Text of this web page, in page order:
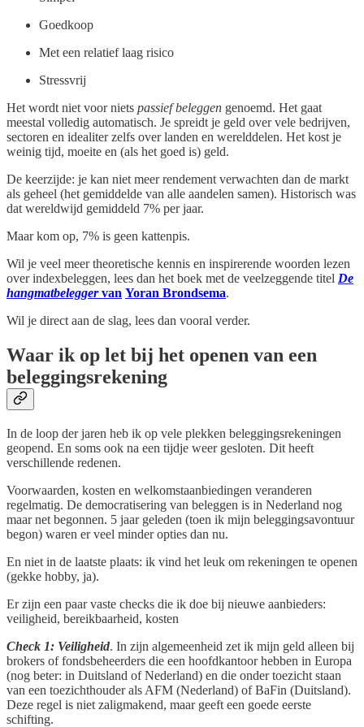
Goedkoop
Met een relatief laag risico
Stressvrij
Het wordt niet voor niets passief beleggen genoemd. Het gaat
meestal volledig automatisch. Je spreidt je geld over vele bedrijven,
sectoren en idealiter zelfs over landen en werelddelen. Het kost je
weinig tijd, moeite en (als het goed is) geld.
De keerzijde: je kan niet meer rendement verwachten dan de markt
als geheel (het gemiddelde van alle aandelen samen). Historisch was
dat wereldwijd gemiddeld 7% per jaar.
Maar kom op, 7% is geen kattenpis.
Wil je veel meer theoretische kennis en inspirerende woorden lezen
over indexbeleggen, lees dan het boek met de veelzeggende titel De
hangmatbeleggervan Yoran Brondsema.
Wil je direct aan de slag, lees dan vooral verder.
Waar ik op let bij het openen van een
beleggingsrekening
In de loop der jaren heb ik op vele plekken beleggingsrekeningen
geopend. En soms ook na een tijdje weer gesloten. Dit heeft
verschillende redenen.
Voorwaarden, kosten en welkomstaanbiedingen veranderen
regelmatig. De democratisering van beleggen is in Nederland nog
maar net begonnen. 5 jaar geleden (toen ik mijn beleggingsavontuur
begon) waren er veel minder opties dan nu.
En niet in de laatste plaats: ik vind het leuk om rekeningen te openen
(gekke hobby, ja).
Er zijn een paar vaste checks die ik doe bij nieuwe aanbieders:
veiligheid, bereikbaarheid, kosten
Check 1: Veiligheid. In zijn algemeenheid zet ik mijn geld alleen bij
brokers of fondsbeheerders die een hoofdkantoor hebben in Europa
(nog beter: in Duitsland of Nederland) en die onder toezicht staan
van een toezichthouder als AFM (Nederland) of BaFin (Duitsland).
Deze regel is niet zaligmakend, maar geeft een goede eerste
schifting.